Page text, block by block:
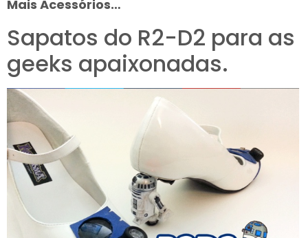
Mais Acessórios…
Sapatos do R2-D2 para as
geeks apaixonadas.